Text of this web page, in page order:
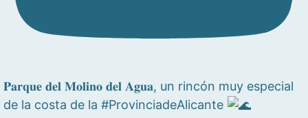
𝐏𝐚𝐫𝐪𝐮𝐞 𝐝𝐞𝐥 𝐌𝐨𝐥𝐢𝐧𝐨 𝐝𝐞𝐥 𝐀𝐠𝐮𝐚, un rincón muy especial
de la costa de la #ProvinciadeAlicante